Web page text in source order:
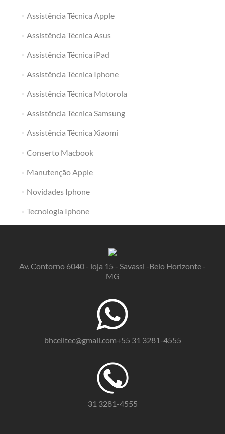
Assistência Técnica Apple
Assistência Técnica Asus
Assistência Técnica iPad
Assistência Técnica Iphone
Assistência Técnica Motorola
Assistência Técnica Samsung
Assistência Técnica Xiaomi
Conserto Macbook
Manutenção Apple
Novidades Iphone
Tecnologia Iphone
Av. Contorno 6040 - loja 15 - Savassi -Belo Horizonte -
MG
bhcelltec@gmail.com+55 31 3281-4555
31 3281-4555